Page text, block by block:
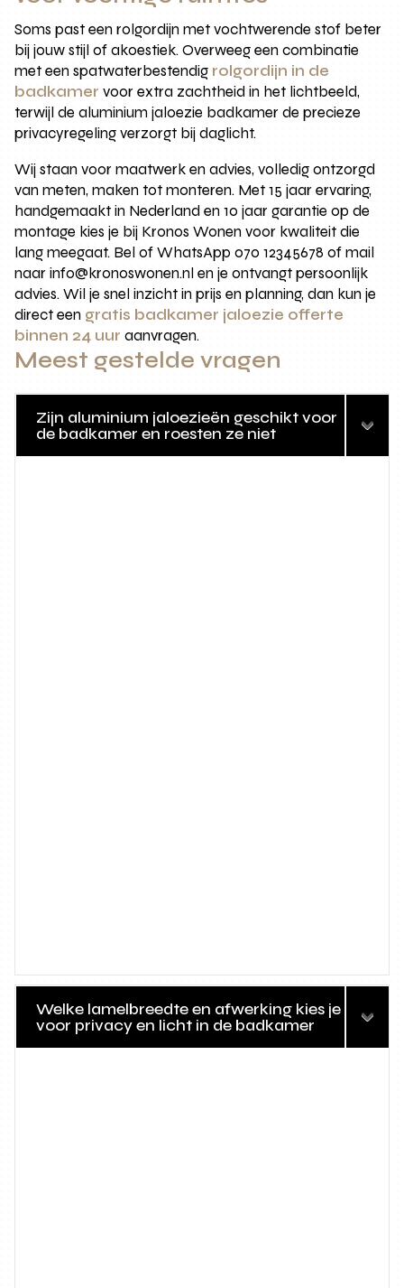
Soms past een rolgordijn met vochtwerende stof beter
bij jouw stijl of akoestiek. Overweeg een combinatie
met een spatwaterbestendig rolgordijn in de
badkamer voor extra zachtheid in het lichtbeeld,
terwijl de aluminium jaloezie badkamer de precieze
privacyregeling verzorgt bij daglicht.
Wij staan voor maatwerk en advies, volledig ontzorgd
van meten, maken tot monteren. Met 15 jaar ervaring,
handgemaakt in Nederland en 10 jaar garantie op de
montage kies je bij Kronos Wonen voor kwaliteit die
lang meegaat. Bel of WhatsApp 070 12345678 of mail
naar info@kronoswonen.nl en je ontvangt persoonlijk
advies. Wil je snel inzicht in prijs en planning, dan kun je
direct een gratis badkamer jaloezie offerte
binnen 24 uur aanvragen.
Meest gestelde vragen
Zijn aluminium jaloezieën geschikt voor
de badkamer en roesten ze niet
Welke lamelbreedte en afwerking kies je
voor privacy en licht in de badkamer